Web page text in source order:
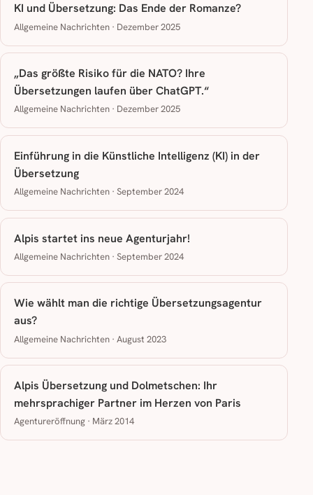
KI und Übersetzung: Das Ende der Romanze?
Allgemeine Nachrichten · Dezember 2025
„Das größte Risiko für die NATO? Ihre
Übersetzungen laufen über ChatGPT.“
Allgemeine Nachrichten · Dezember 2025
Einführung in die Künstliche Intelligenz (KI) in der
Übersetzung
Allgemeine Nachrichten · September 2024
Alpis startet ins neue Agenturjahr!
Allgemeine Nachrichten · September 2024
Wie wählt man die richtige Übersetzungsagentur
aus?
Allgemeine Nachrichten · August 2023
Alpis Übersetzung und Dolmetschen: Ihr
mehrsprachiger Partner im Herzen von Paris
Agentureröffnung · März 2014